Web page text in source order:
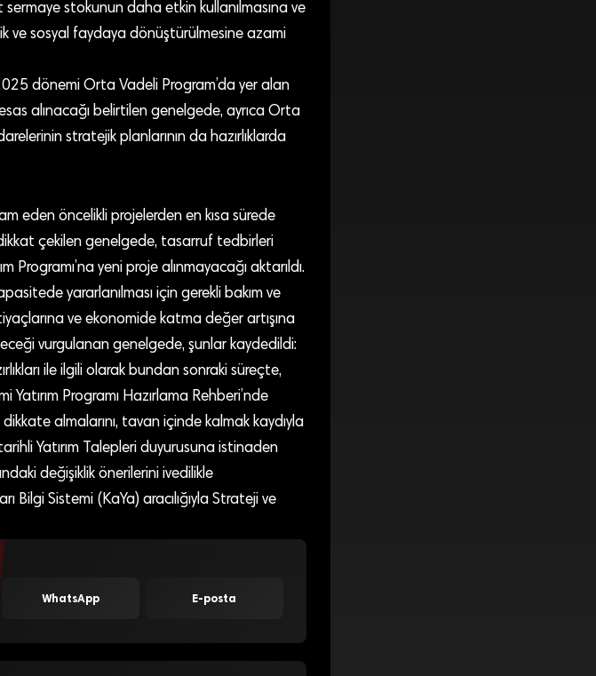
stokunun daha etkin kullanılmasına ve
ve sosyal faydaya dönüştürülmesine azami
2025 dönemi Orta Vadeli Program’da yer alan
alınacağı belirtilen genelgede, ayrıca Orta
stratejik planlarının da hazırlıklarda
eden öncelikli projelerden en kısa sürede
çekilen genelgede, tasarruf tedbirleri
Programı’na yeni proje alınmayacağı aktarıldı.
yararlanılması için gerekli bakım ve
ve ekonomide katma değer artışına
vurgulanan genelgede, şunlar kaydedildi:
ile ilgili olarak bundan sonraki süreçte,
Programı Hazırlama Rehberi’nde
dikkate almalarını, tavan içinde kalmak kaydıyla
Yatırım Talepleri duyurusuna istinaden
değişiklik önerilerini ivedilikle
Bilgi Sistemi (KaYa) aracılığıyla Strateji ve
WhatsApp E-posta